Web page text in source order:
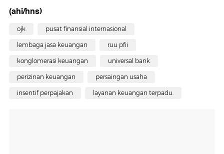
(ahi/hns)
ojk pusat finansial internasional
lembaga jasa keuangan ruu pfii
konglomerasi keuangan universal bank
perizinan keuangan persaingan usaha
insentif perpajakan layanan keuangan terpadu.